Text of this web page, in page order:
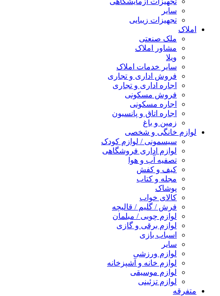
سایر
تجهیزات زیبایی
املاک
ملک صنعتی
مشاور املاک
ویلا
سایر خدمات املاک
فروش اداری و تجاری
اجاره اداری و تجاری
فروش مسکونی
اجاره مسکونی
اجاره اتاق و پانسیون
زمین و باغ
لوازم خانگی و شخصی
سیسمونی / لوازم کودک
لوازم اداری فروشگاهی
تصفیه آب و هوا
کیف و کفش
مجله و کتاب
پوشاک
کالای خواب
فرش / گلیم / قالیچه
لوازم چوبی / مبلمان
لوازم برقی و گازی
اسباب بازی
سایر
لوازم ورزشی
لوازم خانه و آشپزخانه
لوازم موسیقی
لوازم تزئینی
متفرقه